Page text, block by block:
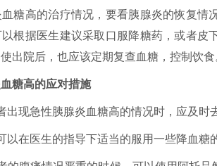
糖高的治疗情况，要看胰腺炎的恢复情
根据医生建议采取口服降糖药，或者皮
出院后，也应该定期复查血糖，控制饮食
糖高的应对措施
出现急性胰腺炎血糖高的情况时，应及时
以在医生的指导下适当的服用一些降血糖